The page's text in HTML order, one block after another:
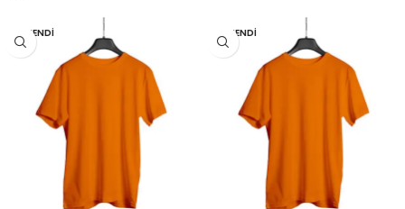
TÜKENDI TÜKENDI